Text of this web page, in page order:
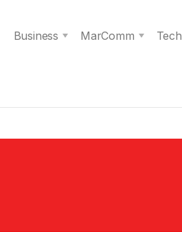
Business MarComm Tech